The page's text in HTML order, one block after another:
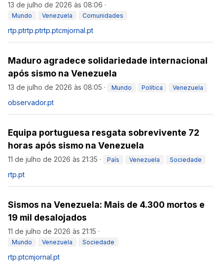
13 de julho de 2026 às 08:06 ·
Mundo Venezuela Comunidades
rtp.ptrtp.ptrtp.ptcmjornal.pt
Maduro agradece solidariedade internacional
após sismo na Venezuela
13 de julho de 2026 às 08:05 · Mundo Política Venezuela
observador.pt
Equipa portuguesa resgata sobrevivente 72
horas após sismo na Venezuela
11 de julho de 2026 às 21:35 · País Venezuela Sociedade
rtp.pt
Sismos na Venezuela: Mais de 4.300 mortos e
19 mil desalojados
11 de julho de 2026 às 21:15 ·
Mundo Venezuela Sociedade
rtp.ptcmjornal.pt